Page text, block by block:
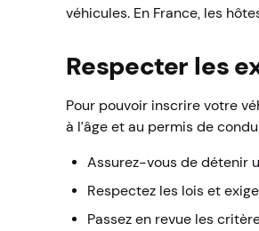
véhicules. En France, les
Respecter les
Pour pouvoir inscrire votre
à l’âge et au permis de
Assurez-vous de détenir
Respectez les lois et
Passez en revue les